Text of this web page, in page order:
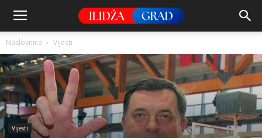
Naslovnica Vijesti
Vijesti